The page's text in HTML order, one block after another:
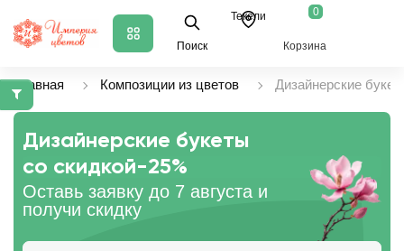
Поиск
Текели 0
Корзина
Главная Композиции из цветов Дизайнерские
Дизайнерские букеты
со скидкой-25%
Оставь заявку до 7 августа и
получи скидку